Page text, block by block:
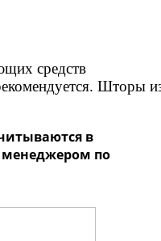
средств
Шторы
в
по